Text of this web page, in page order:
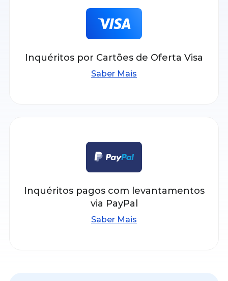
Inquéritos por Cartões de Oferta Visa
Saber Mais
Inquéritos pagos com levantamentos
via PayPal
Saber Mais